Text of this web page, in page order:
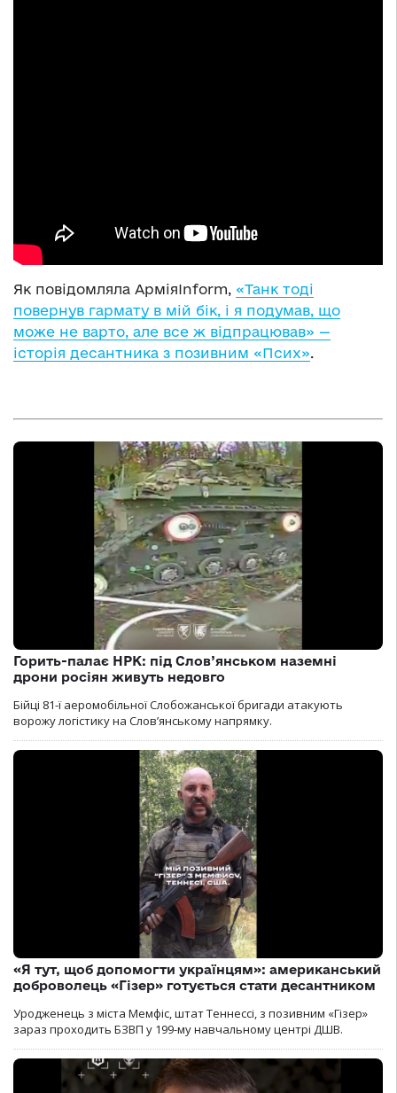
Як повідомляла АрміяInform, «Танк тоді
повернув гармату в мій бік, і я подумав, що
може не варто, але все ж відпрацював» —
історія десантника з позивним «Псих».
Горить-палає НРК: під Слов’янськом наземні
дрони росіян живуть недовго
Бійці 81-ї аеромобільної Слобожанської бригади атакують
ворожу логістику на Словʼянському напрямку.
«Я тут, щоб допомогти українцям»: американський
доброволець «Гізер» готується стати десантником
Уродженець з міста Мемфіс, штат Теннессі, з позивним «Гізер»
зараз проходить БЗВП у 199-му навчальному центрі ДШВ.